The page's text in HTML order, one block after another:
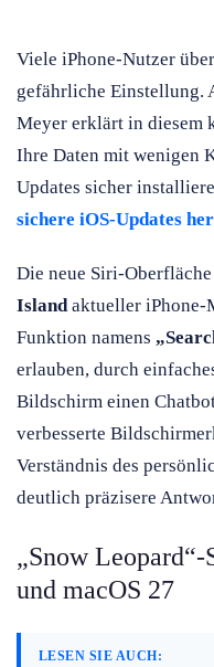
Viele iPhone-Nutzer
gefährliche Einstellung.
Meyer erklärt in diesem
Ihre Daten mit wenigen
Updates sicher
sichere iOS-Updates
Die neue Siri-
Islandaktueller iPhone-
Funktion namens
erlauben, durch
Bildschirm einen
verbesserte
Verständnis des
deutlich präzisere
„Snow
und macOS 27
LESEN SIE AUCH: